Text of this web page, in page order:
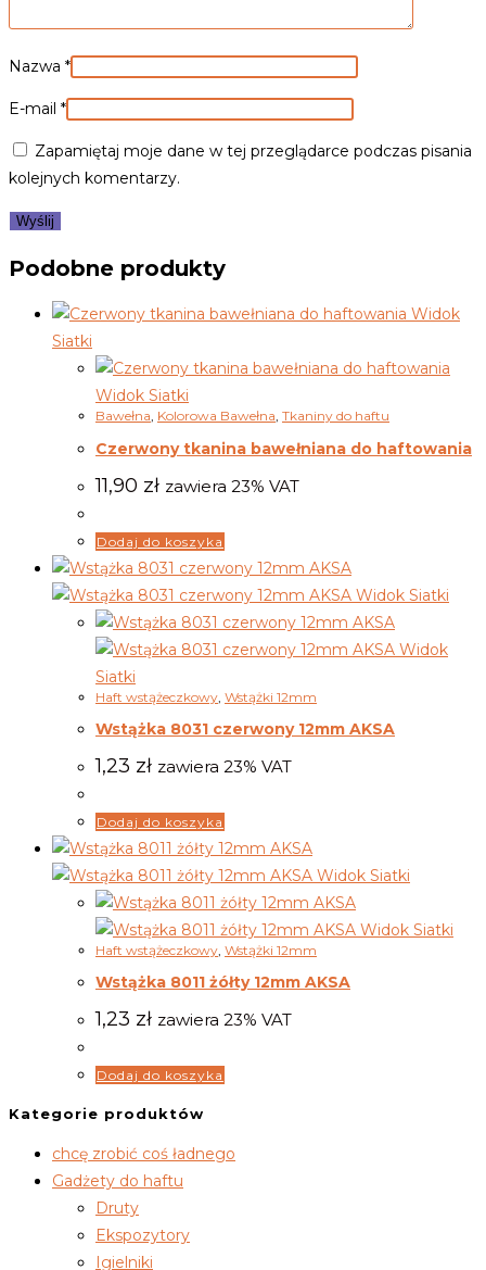
Nazwa *
E-mail *
Zapamiętaj moje dane w tej przeglądarce podczas pisania
kolejnych komentarzy.
Podobne produkty
Widok
Siatki
Widok Siatki
Bawełna, Kolorowa Bawełna, Tkaniny do haftu
Czerwony tkanina bawełniana do haftowania
11,90 zł zawiera 23% VAT
Dodaj do koszyka
Widok Siatki
Widok
Siatki
Haft wstążeczkowy Wstążki 12mm
Wstążka 8031 czerwony 12mm AKSA
1,23 zł zawiera 23% VAT
Dodaj do koszyka
Widok Siatki
Widok Siatki
Haft wstążeczkowy Wstążki 12mm
Wstążka 8011 żółty 12mm AKSA
1,23 zł zawiera 23% VAT
Dodaj do koszyka
Kategorie produktów
chcę zrobić coś ładnego
Gadżety do haftu
Druty
Ekspozytory
Igielniki